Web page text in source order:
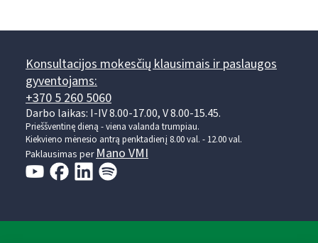
Konsultacijos mokesčių klausimais ir paslaugos
gyventojams:
+370 5 260 5060
Darbo laikas: I-IV 8.00-17.00, V 8.00-15.45.
Prieššventinę dieną - viena valanda trumpiau.
Kiekvieno mėnesio antrą penktadienį 8.00 val. - 12.00 val.
Paklausimas per Mano VMI